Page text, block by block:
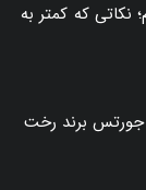
نکاتی که کمتر به
جورتس برند رخت